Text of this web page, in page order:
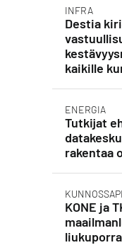
INFRA
Destia
kaikille
ENERGIA
Tutkijat
rakentaa
KONE ja